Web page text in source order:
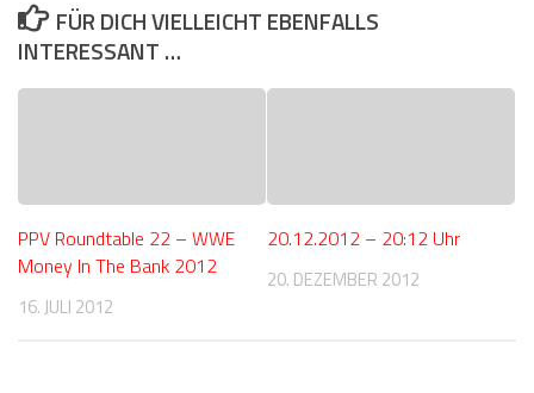
FÜR DICH VIELLEICHT EBENFALLS
INTERESSANT …
PPV Roundtable 22 – WWE
Money In The Bank 2012
16. JULI 2012
20.12.2012 – 20:12 Uhr
20. DEZEMBER 2012